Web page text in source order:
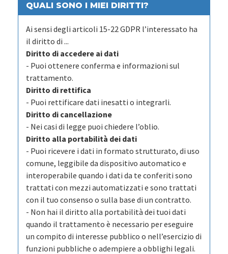
QUALI SONO I MIEI DIRITTI?
Ai sensi degli articoli 15-22 GDPR l’interessato ha
il diritto di ...
Diritto di accedere ai dati
- Puoi ottenere conferma e informazioni sul
trattamento.
Diritto di rettifica
- Puoi rettificare dati inesatti o integrarli.
Diritto di cancellazione
- Nei casi di legge puoi chiedere l’oblio.
Diritto alla portabilità dei dati
- Puoi ricevere i dati in formato strutturato, di uso
comune, leggibile da dispositivo automatico e
interoperabile quando i dati da te conferiti sono
trattati con mezzi automatizzati e sono trattati
con il tuo consenso o sulla base di un contratto.
- Non hai il diritto alla portabilità dei tuoi dati
quando il trattamento è necessario per eseguire
un compito di interesse pubblico o nell’esercizio di
funzioni pubbliche o adempiere a obblighi legali.